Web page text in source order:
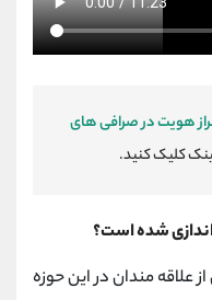
هویت در صرافی های
کلیک کنید.
علاقه مندان در این حوزه